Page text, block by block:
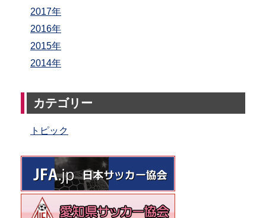
2017年
2016年
2015年
2014年
カテゴリー
トピック